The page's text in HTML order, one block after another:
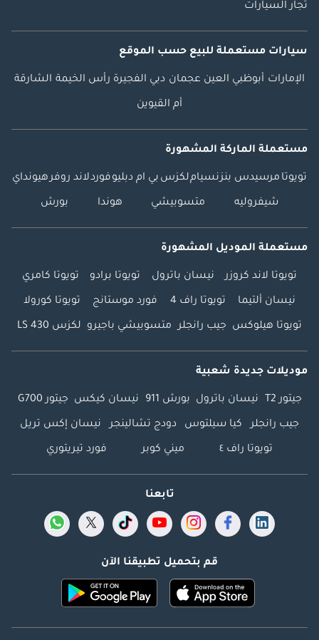
تجار السيارات
سيارات مستعملة للبيع حسب الموقع
الإمارات أبوظبي العين عجمان دبي الفجيرة رأس الخيمة الشارقة
أم القيوين
مستعملة الماركة المشهورة
تويوتا مرسيدس بنزنسياملكزس بي ام دبليوفوردلاند روفرهيونداي
شيفروليه متسوبيشي هوندا بورش
مستعملة الموديل المشهورة
تويوتا لاند كروزر نيسان باترول تويوتا برادو تويوتا كامري
نيسان ألتيما تويوتا راف 4 فورد موستانج تويوتا كورولا
تويوتا هيلوكس جيب رانجلر متسوبيشي باجيرو لكزس LS 430
موديلات جديدة شعبية
جيتور T2 نيسان باترول بورش 911 نيسان كيكس جيتور G700
جيب رانجلر كيا سيلتوس دودج تشالينجر نيسان إكس تريل
تويوتا راف ٤ ميني كوبر فورد تيريتوري
تابعنا
قم بتحميل تطبيقنا الآن